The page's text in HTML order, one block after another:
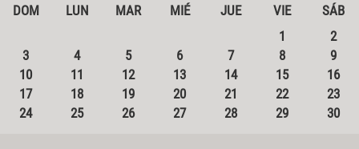
DOM LUN MAR MIÉ JUE VIE
SÁB
1
2
3
4 5 6 7 8
9
10
11 12 13 14 15
16
17
18 19 20 21 22
23
24
25 26 27 28 29 30